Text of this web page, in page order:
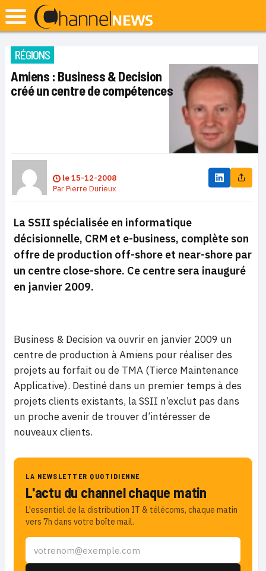
RÉGIONS
Amiens : Business & Decision
créé un centre de compétences
le15-12-2008
ParPierre Durieux
La SSII spécialisée en informatique
décisionnelle, CRM et e-business, complète son
offre de production off-shore et near-shore par
un centre close-shore. Ce centre sera inauguré
en janvier 2009.
Business & Decision va ouvrir en janvier 2009 un
centre de production à Amiens pour réaliser des
projets au forfait ou de TMA (Tierce Maintenance
Applicative). Destiné dans un premier temps à des
projets clients existants, la SSII n’exclut pas dans
un proche avenir de trouver d’intéresser de
nouveaux clients.
LA NEWSLETTER QUOTIDIENNE
L'actu du channel chaque matin
L'essentiel de la distribution IT & télécoms, chaque matin
vers 7h dans votre boîte mail.